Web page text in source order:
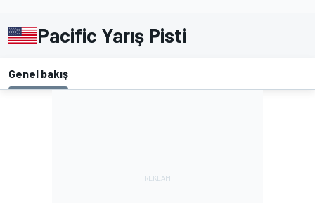
Pacific Yarış Pisti
Genel bakış